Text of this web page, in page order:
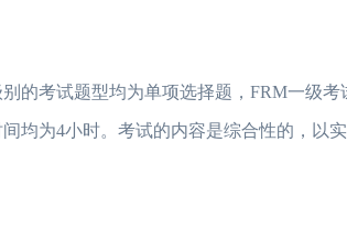
考试题型均为单项选择题，FRM一级考
均为4小时。考试的内容是综合性的，以实